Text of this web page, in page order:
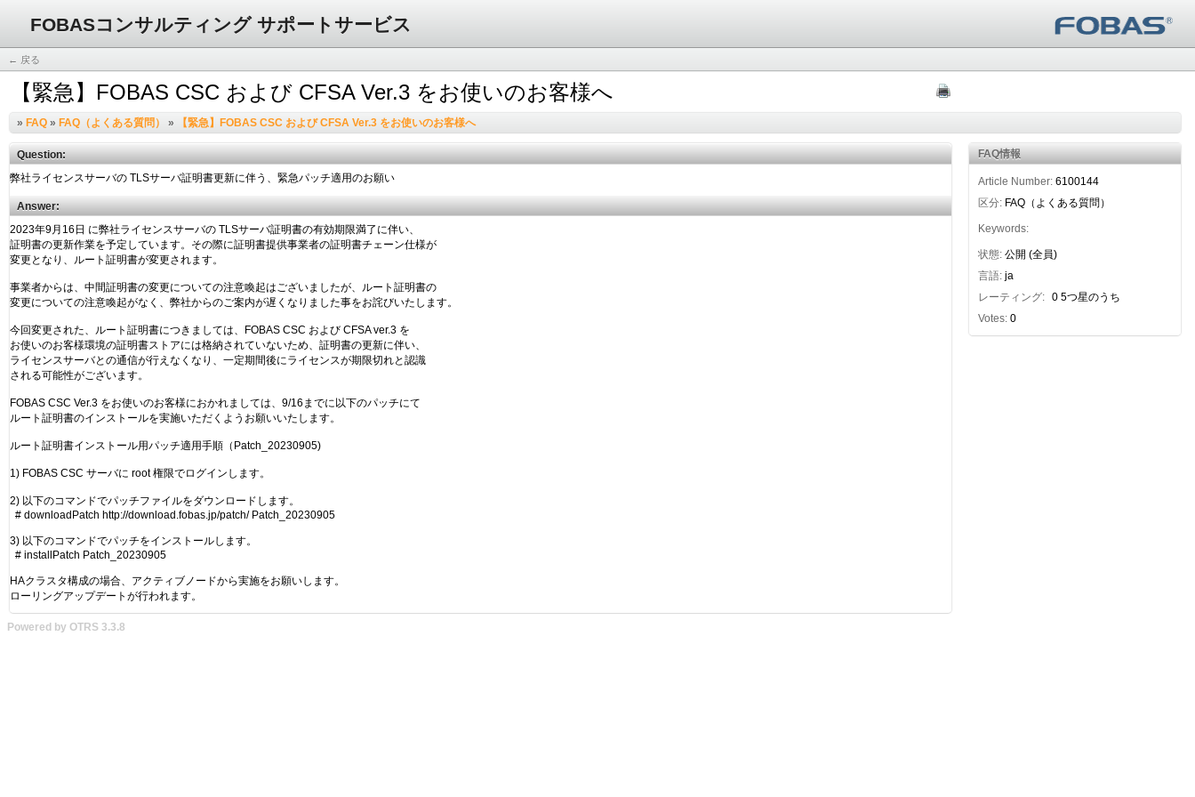
FOBASコンサルティング サポートサービス
← 戻る
【緊急】FOBAS CSC および CFSA Ver.3 をお使いのお客様へ
» FAQ » FAQ（よくある質問） » 【緊急】FOBAS CSC および CFSA Ver.3 をお使いのお客様へ
Question:
Answer:
FAQ情報
Article Number: 6100144
区分: FAQ（よくある質問）
Keywords:
状態: 公開 (全員)
言語: ja
レーティング: 0 5つ星のうち
Votes: 0
Powered by OTRS 3.3.8